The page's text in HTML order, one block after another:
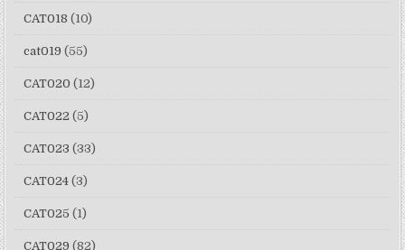
CAT018 (10)
cat019 (55)
CAT020 (12)
CAT022 (5)
CAT023 (33)
CAT024 (3)
CAT025 (1)
CAT029 (82)